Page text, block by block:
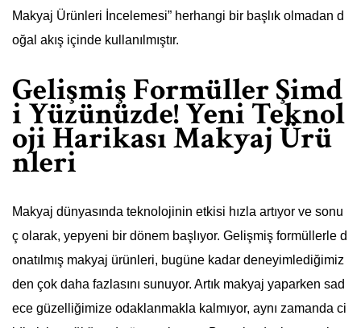
Makyaj Ürünleri İncelemesi” herhangi bir başlık olmadan d
oğal akış içinde kullanılmıştır.
Gelişmiş Formüller Şimd
i Yüzünüzde! Yeni Teknol
oji Harikası Makyaj Ürü
nleri
Makyaj dünyasında teknolojinin etkisi hızla artıyor ve sonu
ç olarak, yepyeni bir dönem başlıyor. Gelişmiş formüllerle d
onatılmış makyaj ürünleri, bugüne kadar deneyimlediğimiz
den çok daha fazlasını sunuyor. Artık makyaj yaparken sad
ece güzelliğimize odaklanmakla kalmıyor, aynı zamanda ci